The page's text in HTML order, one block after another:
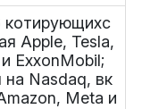
котирующихс
Apple, Tesla,
ExxonMobil;
Nasdaq, вк
Meta и